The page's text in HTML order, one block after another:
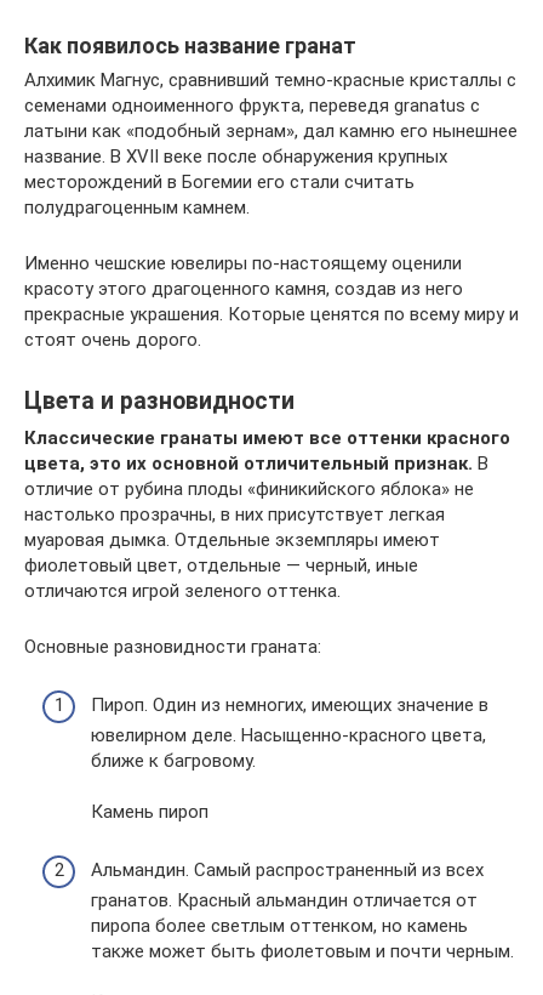
Как появилось название гранат
Алхимик Магнус, сравнивший темно-красные кристаллы с
семенами одноименного фрукта, переведя granatus с
латыни как «подобный зернам», дал камню его нынешнее
название. В XVII веке после обнаружения крупных
месторождений в Богемии его стали считать
полудрагоценным камнем.
Именно чешские ювелиры по-настоящему оценили
красоту этого драгоценного камня, создав из него
прекрасные украшения. Которые ценятся по всему миру и
стоят очень дорого.
Цвета и разновидности
Классические гранаты имеют все оттенки красного
цвета, это их основной отличительный признак. В
отличие от рубина плоды «финикийского яблока» не
настолько прозрачны, в них присутствует легкая
муаровая дымка. Отдельные экземпляры имеют
фиолетовый цвет, отдельные — черный, иные
отличаются игрой зеленого оттенка.
Основные разновидности граната:
Пироп. Один из немногих, имеющих значение в
ювелирном деле. Насыщенно-красного цвета,
ближе к багровому.
Камень пироп
Альмандин. Самый распространенный из всех
гранатов. Красный альмандин отличается от
пиропа более светлым оттенком, но камень
также может быть фиолетовым и почти черным.